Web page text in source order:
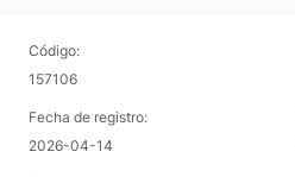
Código:
157106
Fecha de registro:
2026-04-14